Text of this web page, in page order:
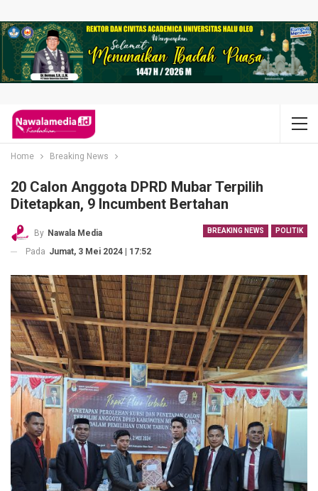
Home Breaking News
20 Calon Anggota DPRD Mubar Terpilih
Ditetapkan, 9 Incumbent Bertahan
BREAKING NEWS POLITIK
By Nawala Media
Pada Jumat, 3 Mei 2024 | 17:52